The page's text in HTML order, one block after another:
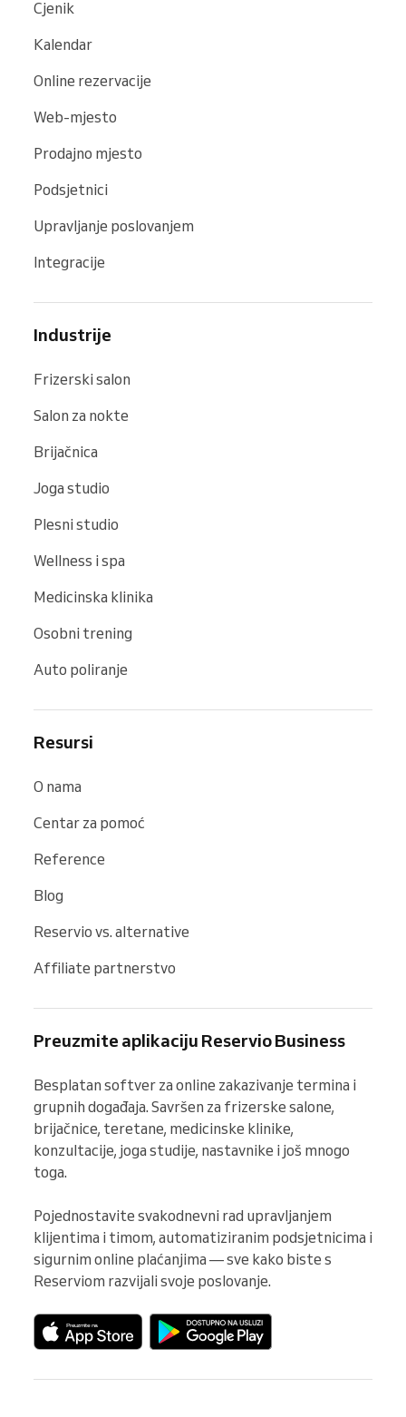
Cjenik
Kalendar
Online rezervacije
Web-mjesto
Prodajno mjesto
Podsjetnici
Upravljanje poslovanjem
Integracije
Industrije
Frizerski salon
Salon za nokte
Brijačnica
Joga studio
Plesni studio
Wellness i spa
Medicinska klinika
Osobni trening
Auto poliranje
Resursi
O nama
Centar za pomoć
Reference
Blog
Reservio vs. alternative
Affiliate partnerstvo
Preuzmite aplikaciju Reservio Business
Besplatan softver za online zakazivanje termina i
grupnih događaja. Savršen za frizerske salone,
brijačnice, teretane, medicinske klinike,
konzultacije, joga studije, nastavnike i još mnogo
toga.
Pojednostavite svakodnevni rad upravljanjem
klijentima i timom, automatiziranim podsjetnicima i
sigurnim online plaćanjima — sve kako biste s
Reserviom razvijali svoje poslovanje.